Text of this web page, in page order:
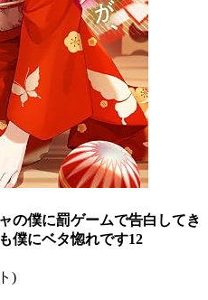
の僕に罰ゲームで告白してき
僕にベタ惚れです12
)